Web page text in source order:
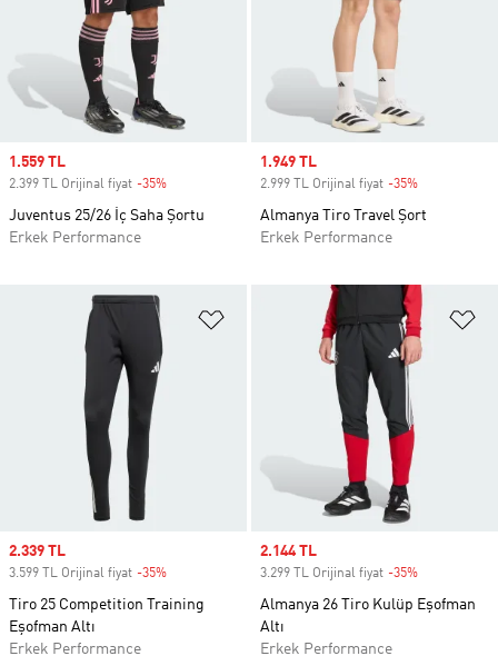
Sale price
1.559 TL
2.399 TL Orijinal fiyat -35%
Juventus 25/26 İç Saha Şortu
Erkek Performance
Sale price
1.949 TL
2.999 TL Orijinal fiyat -35%
Almanya Tiro Travel Şort
Erkek Performance
Favori Listesine Ekle
Sale price
2.339 TL
3.599 TL Orijinal fiyat -35%
Tiro 25 Competition Training
Eşofman Altı
Erkek Performance
Sale price
2.144 TL
3.299 TL Orijinal fiyat -35%
Almanya 26 Tiro Kulüp Eşofman
Altı
Erkek Performance